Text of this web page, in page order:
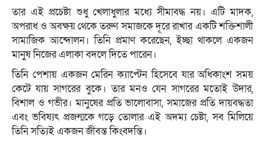
তার এই প্রচেষ্টা শুধু খেলাধুলার মধ্যে সীমাবদ্ধ নয়। এটি মাদক,
অপরাধ ও অবক্ষয় থেকে তরুণ সমাজকে দূরে রাখার একটি শক্তিশালী
সামাজিক আন্দোলন। তিনি প্রমাণ করেছেন, ইচ্ছা থাকলে একজন
মানুষ নিজের এলাকা বদলে দিতে পারেন।
তিনি পেশায় একজন মেরিন ক্যাপ্টেন হিসেবে যার অধিকাংশ সময়
কেটে যায় সাগরের বুকে। তার মনও যেন সাগরের মতোই উদার,
বিশাল ও গভীর। মানুষের প্রতি ভালোবাসা, সমাজের প্রতি দায়বদ্ধতা
এবং ভবিষ্যৎ প্রজন্মকে গড়ে তোলার এই অদম্য চেষ্টা, সব মিলিয়ে
তিনি সত্যিই একজন জীবন্ত কিংবদন্তি।